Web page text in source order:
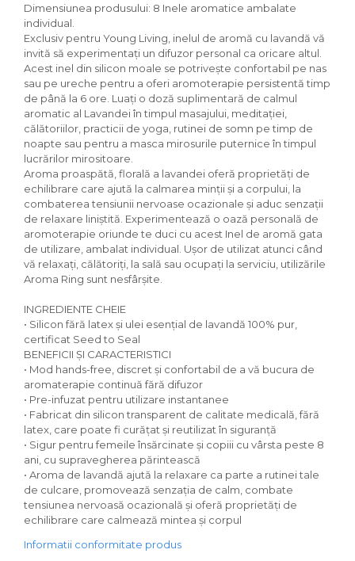
Dimensiunea produsului: 8 Inele aromatice ambalate
individual.
Exclusiv pentru Young Living, inelul de aromă cu lavandă vă
invită să experimentați un difuzor personal ca oricare altul.
Acest inel din silicon moale se potrivește confortabil pe nas
sau pe ureche pentru a oferi aromoterapie persistentă timp
de până la 6 ore. Luați o doză suplimentară de calmul
aromatic al Lavandei în timpul masajului, meditației,
călătoriilor, practicii de yoga, rutinei de somn pe timp de
noapte sau pentru a masca mirosurile puternice în timpul
lucrărilor mirositoare.
Aroma proaspătă, florală a lavandei oferă proprietăți de
echilibrare care ajută la calmarea minții și a corpului, la
combaterea tensiunii nervoase ocazionale și aduc senzații
de relaxare liniștită. Experimentează o oază personală de
aromoterapie oriunde te duci cu acest Inel de aromă gata
de utilizare, ambalat individual. Ușor de utilizat atunci când
vă relaxați, călătoriți, la sală sau ocupați la serviciu, utilizările
Aroma Ring sunt nesfârșite.
INGREDIENTE CHEIE
• Silicon fără latex și ulei esențial de lavandă 100% pur,
certificat Seed to Seal
BENEFICII ȘI CARACTERISTICI
• Mod hands-free, discret și confortabil de a vă bucura de
aromaterapie continuă fără difuzor
• Pre-infuzat pentru utilizare instantanee
• Fabricat din silicon transparent de calitate medicală, fără
latex, care poate fi curățat și reutilizat în siguranță
• Sigur pentru femeile însărcinate și copiii cu vârsta peste 8
ani, cu supravegherea părintească
• Aroma de lavandă ajută la relaxare ca parte a rutinei tale
de culcare, promovează senzația de calm, combate
tensiunea nervoasă ocazională și oferă proprietăți de
echilibrare care calmează mintea și corpul
Informatii conformitate produs